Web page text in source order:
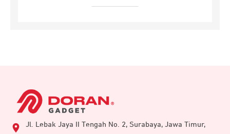
Jl. Lebak Jaya II Tengah No. 2, Surabaya, Jawa Timur,